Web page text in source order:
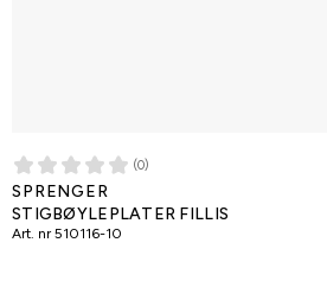
(0)
SPRENGER
STIGBØYLEPLATER FILLIS
Art. nr 510116-10